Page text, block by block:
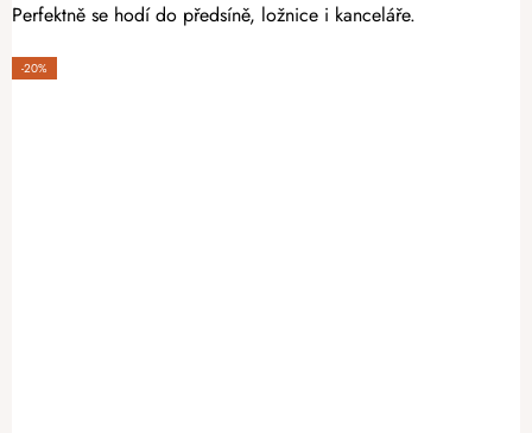
Perfektně se hodí do předsíně, ložnice i kanceláře.
-20%